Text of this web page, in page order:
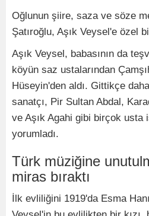
Oğlunun şiire, saza ve söze
Şatıroğlu, Aşık Veysel'e özel
Aşık Veysel, babasının da
köyün saz ustalarından
Hüseyin'den aldı. Gittikçe
sanatçı, Pir Sultan Abdal,
ve Aşık Agahi gibi birçok usta
yorumladı.
Türk müziğine
miras bıraktı
İlk evliliğini 1919'da Esma